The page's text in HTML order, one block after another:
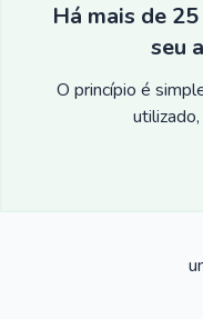
Há mais de
seu
O princípio é